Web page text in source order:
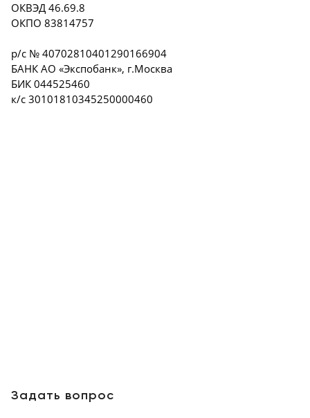
ОКВЭД 46.69.8
ОКПО 83814757
р/с № 40702810401290166904
БАНК АО «Экспобанк», г.Москва
БИК 044525460
к/с 30101810345250000460
Задать вопрос